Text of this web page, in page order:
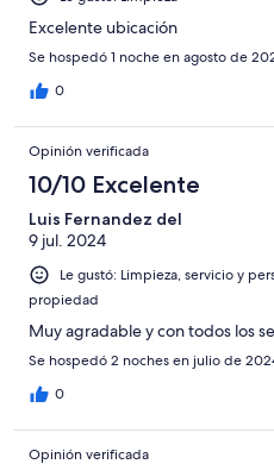
Excelente ubicación
Se hospedó 1 noche en agosto de
0
Opinión verificada
10/10 Excelente
Luis Fernandez del
9 jul. 2024
Le gustó: Limpieza, servicio y
propiedad
Muy agradable y con todos los
Se hospedó 2 noches en julio de
0
Opinión verificada